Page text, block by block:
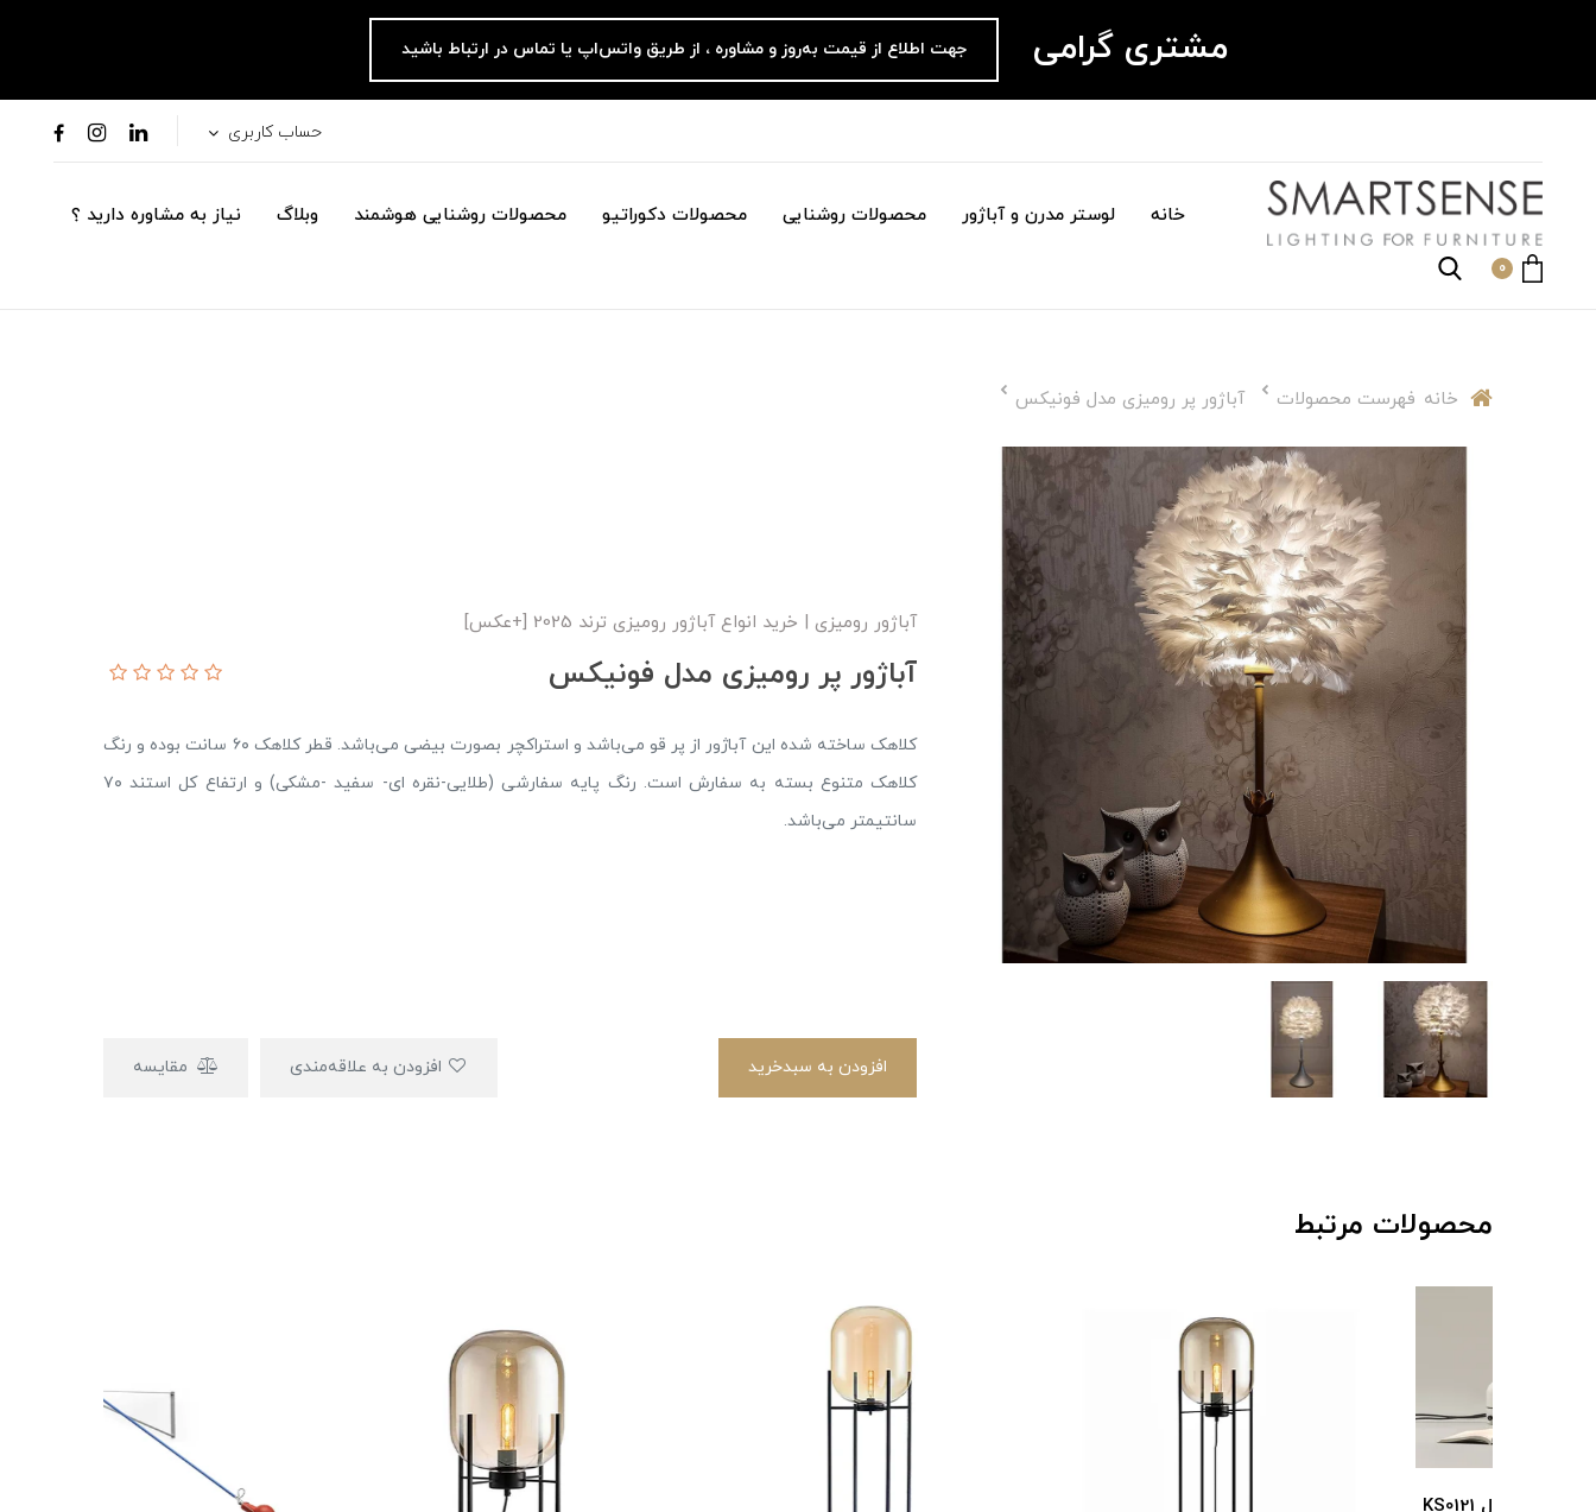
مشتری گرامی جهت اطلاع از قیمت به‌روز و مشاوره ، از طریق واتس‌اپ یا تماس در ارتباط باشید
حساب کاربری
خانه لوستر مدرن و آباژور محصولات روشنایی محصولات دکوراتیو محصولات روشنایی هوشمند وبلاگ نیاز به مشاوره دارید ؟
0
خانه فهرست محصولات آباژور پر رومیزی مدل فونیکس
آباژور رومیزی | خرید انواع آباژور رومیزی ترند 2025 [+عکس]
آباژور پر رومیزی مدل فونیکس
کلاهک ساخته شده این آباژور از پر قو می‌باشد و استراکچر بصورت بیضی می‌باشد. قطر کلاهک ۶۰ سانت بود‌‌ه و رنگ
کلاهک متنوع بسته به سفارش‌‌ است. رنگ پایه سفارشی (طلایی-نقره ای- سفید -مشکی)‌‌ و ارتفاع کل استند ۷۰
سانتیمتر‌ می‌باشد.
افزودن به سبدخرید مقایسه
محصولات مرتبط